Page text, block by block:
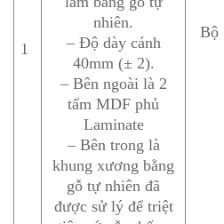
1
nhiên.
– Độ dày cánh
40mm (± 2).
– Bên ngoài là 2
tấm MDF phủ
Laminate
– Bên trong là
khung xương bằng
gỗ tự nhiên đã
được sử lý để triệt
Bộ